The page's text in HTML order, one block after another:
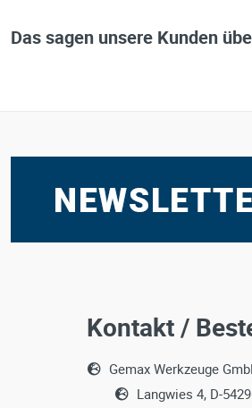
Das sagen unsere Kunden
Kontakt /
Gemax Werkzeuge
Langwies 4, D-